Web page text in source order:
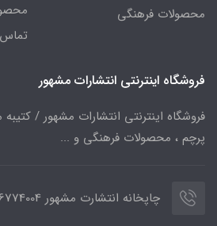
محصولات فرهنگی
تماس
فروشگاه اینترنتی انتشارات مشهور
فروشگاه اینترنتی انتشارات مشهور /
پرچم ، محصولات فرهنگی و ...
چاپخانه انتشارت مشهور 09386774004